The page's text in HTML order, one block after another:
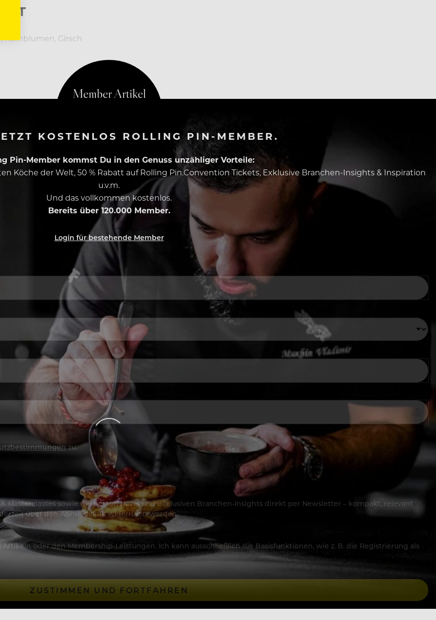
Girsch
KOSTENLOS ROLLING PIN-MEMBER.
Pin-Member kommst Du in den Genuss unzähliger Vorteile:
Köche der Welt, 50 % Rabatt auf Rolling Pin.Convention Tickets, Exklusive Branchen-Insights & Inspiration
u.v.m.
Und das vollkommen kostenlos.
Bereits über 120.000 Member.
Login für bestehende Member
zu.
Masterclasses sowie die besten News und exklusiven Branchen-Insights direkt per Newsletter – kompakt, relevant
über den Abmeldelink widerrufen werden.
oder den Membership-Leistungen. Ich kann ausschließlich die Basisfunktionen, wie z. B. die Registrierung als
ZUSTIMMEN UND FORTFAHREN